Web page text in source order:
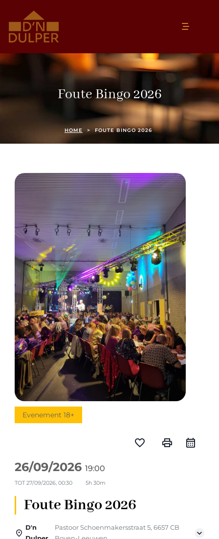
Foute Bingo 2026
HOME > FOUTE BINGO 2026
Evenement 18+
favorite_border print
26/09/2026 19:00
TOT27/09/2026, 00:30 5h 30m
Foute Bingo 2026
D'n
Pastoor Schoenmakersstraat 5, 6657 CB